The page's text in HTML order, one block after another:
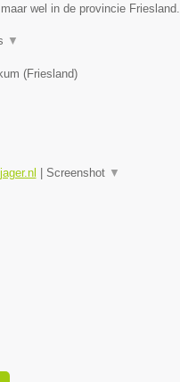
wel in de provincie Friesland.
▼
(Friesland)
Screenshot ▼